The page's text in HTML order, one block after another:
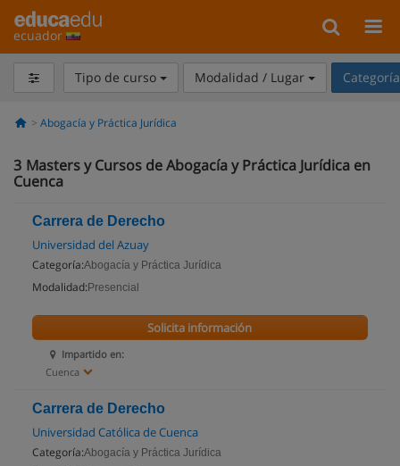
ecuador
Tipo de curso Modalidad / Lugar
Abogacía y Práctica Jurídica
3 Masters y Cursos de Abogacía y Práctica Jurídica en
Cuenca
Carrera de Derecho
Universidad del Azuay
Categoría:Abogacía y Práctica Jurídica
Modalidad: Presencial
Impartido en:
Cuenca
Solicita información
Carrera de Derecho
Universidad Católica de Cuenca
Categoría:Abogacía y Práctica Jurídica